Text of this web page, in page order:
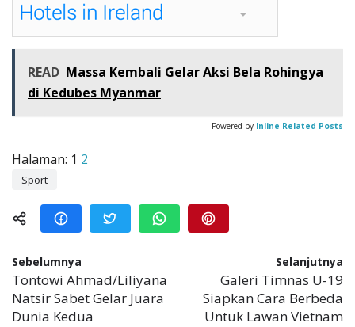
READ Massa Kembali Gelar Aksi Bela Rohingya
di Kedubes Myanmar
Powered by Inline Related Posts
Halaman: 1 2
Sport
Sebelumnya
Tontowi Ahmad/Liliyana
Natsir Sabet Gelar Juara
Dunia Kedua
Selanjutnya
Galeri Timnas U-19
Siapkan Cara Berbeda
Untuk Lawan Vietnam